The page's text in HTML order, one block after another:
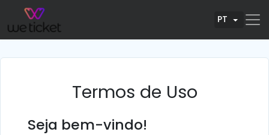
PT
Termos de Uso
Seja bem-vindo!